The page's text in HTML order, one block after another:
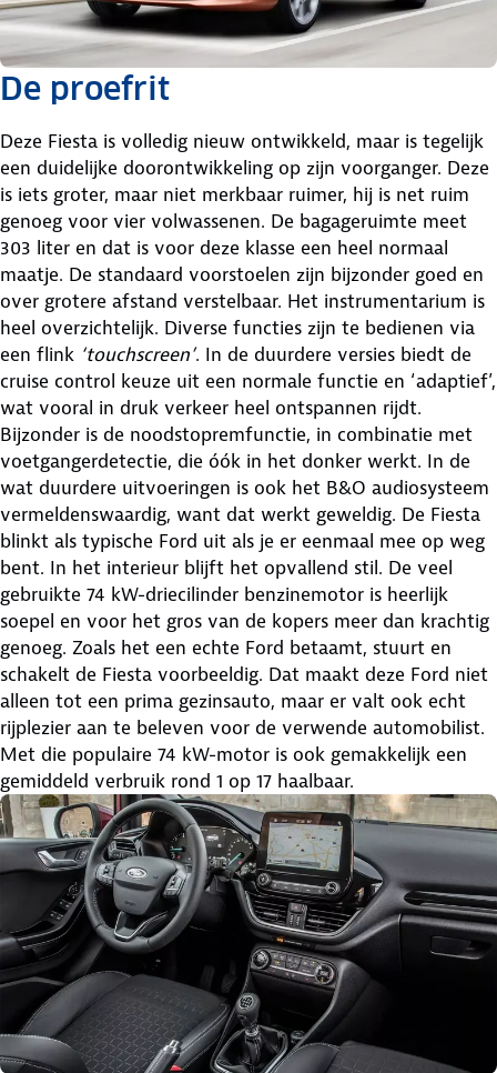
De proefrit
Deze Fiesta is volledig nieuw ontwikkeld, maar is tegelijk
een duidelijke doorontwikkeling op zijn voorganger. Deze
is iets groter, maar niet merkbaar ruimer, hij is net ruim
genoeg voor vier volwassenen. De bagageruimte meet
303 liter en dat is voor deze klasse een heel normaal
maatje. De standaard voorstoelen zijn bijzonder goed en
over grotere afstand verstelbaar. Het instrumentarium is
heel overzichtelijk. Diverse functies zijn te bedienen via
een flink ‘touchscreen’. In de duurdere versies biedt de
cruise control keuze uit een normale functie en ‘adaptief’,
wat vooral in druk verkeer heel ontspannen rijdt.
Bijzonder is de noodstopremfunctie, in combinatie met
voetgangerdetectie, die óók in het donker werkt. In de
wat duurdere uitvoeringen is ook het B&O audiosysteem
vermeldenswaardig, want dat werkt geweldig. De Fiesta
blinkt als typische Ford uit als je er eenmaal mee op weg
bent. In het interieur blijft het opvallend stil. De veel
gebruikte 74 kW-driecilinder benzinemotor is heerlijk
soepel en voor het gros van de kopers meer dan krachtig
genoeg. Zoals het een echte Ford betaamt, stuurt en
schakelt de Fiesta voorbeeldig. Dat maakt deze Ford niet
alleen tot een prima gezinsauto, maar er valt ook echt
rijplezier aan te beleven voor de verwende automobilist.
Met die populaire 74 kW-motor is ook gemakkelijk een
gemiddeld verbruik rond 1 op 17 haalbaar.